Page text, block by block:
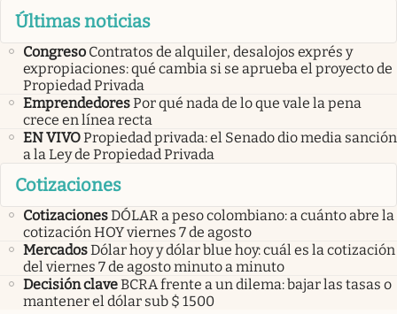
Últimas noticias
Congreso Contratos de alquiler, desalojos exprés y
expropiaciones: qué cambia si se aprueba el proyecto de
Propiedad Privada
EmprendedoresPor qué nada de lo que vale la pena
crece en línea recta
EN VIVOPropiedad privada: el Senado dio media sanción
a la Ley de Propiedad Privada
Cotizaciones
CotizacionesDÓLAR a peso colombiano: a cuánto abre la
cotización HOY viernes 7 de agosto
MercadosDólar hoy y dólar blue hoy: cuál es la cotización
del viernes 7 de agosto minuto a minuto
Decisión claveBCRA frente a un dilema: bajar las tasas o
mantener el dólar sub $ 1500